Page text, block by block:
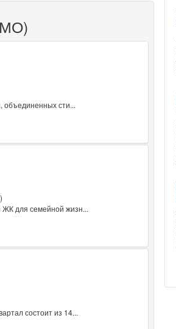
объединенных сти...
ЖК для семейной жизн...
состоит из 14...